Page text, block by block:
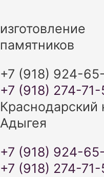
изготовление
памятников
+7 (918) 924-
+7 (918) 274-
Краснодарский
Адыгея
+7 (918) 924-
+7 (918) 274-